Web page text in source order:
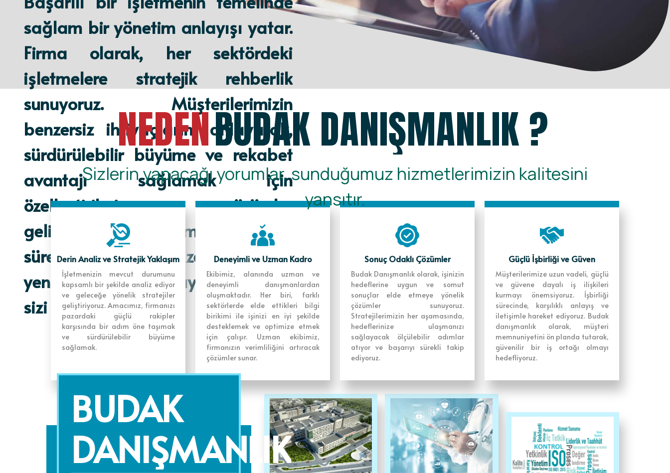
sağlam bir yönetim anlayışı yatar.
Firma olarak, her sektördeki
işletmelere stratejik rehberlik
sunuyoruz. Müşterilerimizin
benzersiz ihtiyaçlarını anlayarak,
sürdürülebilir büyüme ve rekabet
avantajı sağlamak için
özelleştirilmiş çözümler
geliştiriyoruz. Deneyimli ekibimizle,
süreçlerinizi optimize ederken,
yenilikçi düşünce ve uygulamalarla
sizi destekliyoruz.
NEDENBUDAK DANIŞMANLIK ?
Sizlerin yapacağı yorumlar, sunduğumuz hizmetlerimizin kalitesini
yansıtır.
Derin Analiz ve Stratejik Yaklaşım
İşletmenizin mevcut durumunu
kapsamlı bir şekilde analiz ediyor
ve geleceğe yönelik stratejiler
geliştiriyoruz. Amacımız, firmanızı
pazardaki güçlü rakipler
karşısında bir adım öne taşımak
ve sürdürülebilir büyüme
sağlamak.
Deneyimli ve Uzman Kadro
Ekibimiz, alanında uzman ve
deneyimli danışmanlardan
oluşmaktadır. Her biri, farklı
sektörlerde elde ettikleri bilgi
birikimi ile işinizi en iyi şekilde
desteklemek ve optimize etmek
için çalışır. Uzman ekibimiz,
firmanızın verimliliğini artıracak
çözümler sunar.
Sonuç Odaklı Çözümler
Budak Danışmanlık olarak, işinizin
hedeflerine uygun ve somut
sonuçlar elde etmeye yönelik
çözümler sunuyoruz.
Stratejilerimizin her aşamasında,
hedeflerinize ulaşmanızı
sağlayacak ölçülebilir adımlar
atıyor ve başarıyı sürekli takip
ediyoruz.
Güçlü İşbirliği ve Güven
Müşterilerimize uzun vadeli, güçlü
ve güvene dayalı iş ilişkileri
kurmayı önemsiyoruz. İşbirliği
sürecinde, karşılıklı anlayış ve
iletişimle hareket ediyoruz. Budak
danışmanlık olarak, müşteri
memnuniyetini ön planda tutarak,
güvenilir bir iş ortağı olmayı
hedefliyoruz.
BUDAK
DANIŞMANLIK